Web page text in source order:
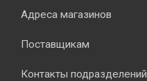
Адреса магазинов
Поставщикам
Контакты подразделений